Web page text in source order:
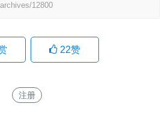
12800
22赞
注册